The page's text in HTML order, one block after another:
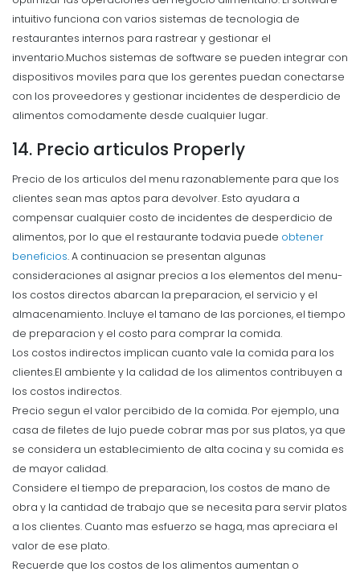
intuitivo funciona con varios sistemas de tecnologia de
restaurantes internos para rastrear y gestionar el
inventario.Muchos sistemas de software se pueden integrar con
dispositivos moviles para que los gerentes puedan conectarse
con los proveedores y gestionar incidentes de desperdicio de
alimentos comodamente desde cualquier lugar.
14. Precio articulos Properly
Precio de los articulos del menu razonablemente para que los
clientes sean mas aptos para devolver. Esto ayudara a
compensar cualquier costo de incidentes de desperdicio de
alimentos, por lo que el restaurante todavia puede obtener
beneficios. A continuacion se presentan algunas
consideraciones al asignar precios a los elementos del menu-
los costos directos abarcan la preparacion, el servicio y el
almacenamiento. Incluye el tamano de las porciones, el tiempo
de preparacion y el costo para comprar la comida.
Los costos indirectos implican cuanto vale la comida para los
clientes.El ambiente y la calidad de los alimentos contribuyen a
los costos indirectos.
Precio segun el valor percibido de la comida. Por ejemplo, una
casa de filetes de lujo puede cobrar mas por sus platos, ya que
se considera un establecimiento de alta cocina y su comida es
de mayor calidad.
Considere el tiempo de preparacion, los costos de mano de
obra y la cantidad de trabajo que se necesita para servir platos
a los clientes. Cuanto mas esfuerzo se haga, mas apreciara el
valor de ese plato.
Recuerde que los costos de los alimentos aumentan o